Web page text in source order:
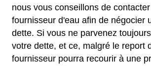
nous vous conseillons de
fournisseur d'eau afin de négocier
dette. Si vous ne parvenez
votre dette, et ce, malgré le report
fournisseur pourra recourir à une